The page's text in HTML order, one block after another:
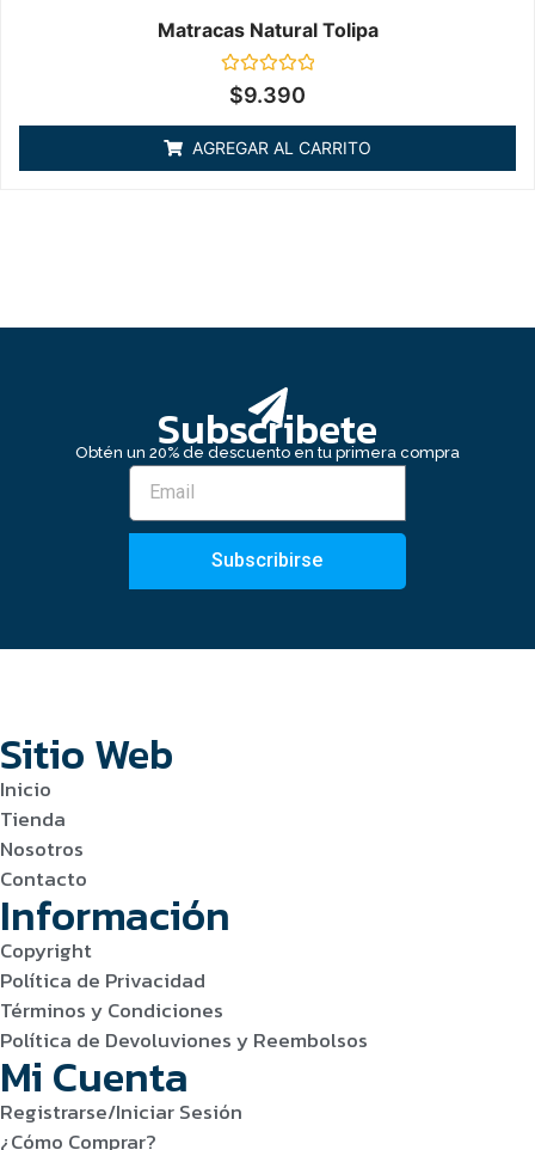
Matracas Natural Tolipa
Valorado
en
de
5
$9.390
AGREGAR AL CARRITO
Subscribete
Obtén un 20% de descuento en tu primera compra
Subscribirse
Sitio Web
Inicio
Tienda
Nosotros
Contacto
Información
Copyright
Política de Privacidad
Términos y Condiciones
Política de Devoluviones y Reembolsos
Mi Cuenta
Registrarse/Iniciar Sesión
¿Cómo Comprar?